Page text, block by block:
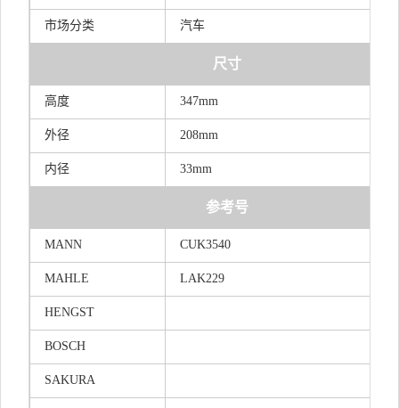
市场分类 汽车
尺寸
高度 347mm
外径 208mm
内径 33mm
参考号
MANN CUK3540
MAHLE LAK229
HENGST
BOSCH
SAKURA